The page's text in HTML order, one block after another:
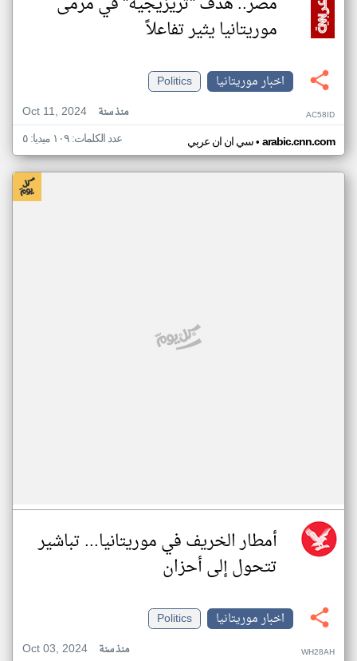
موريتانيا يثير تفاعلاً
اخبار موريتانيا
Politics
Oct 11, 2024
منذ سنة AC58ID
سي ان ان عربي• arabic.cnn.com عدد الكلمات: ١٠٩ ميديا: ٥
أمطار الخريف في موريتانيا... تباشير
تتحول إلى أحزان
اخبار موريتانيا
Politics
Oct 03, 2024
منذ سنة WH28AH